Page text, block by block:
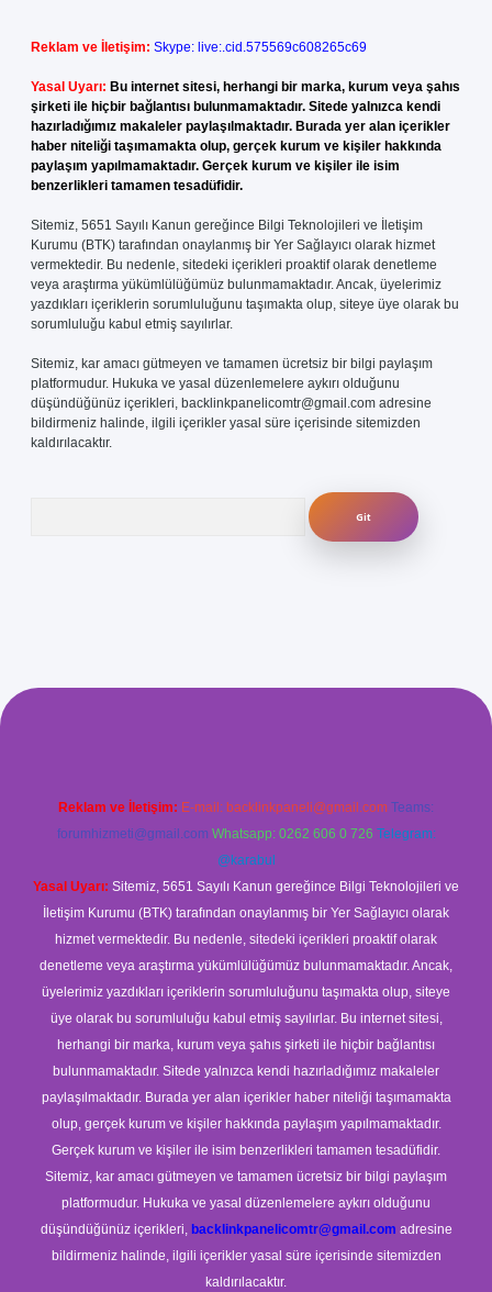
Reklam ve İletişim: Skype: live:.cid.575569c608265c69
Yasal Uyarı: Bu internet sitesi, herhangi bir marka, kurum veya şahıs
şirketi ile hiçbir bağlantısı bulunmamaktadır. Sitede yalnızca kendi
hazırladığımız makaleler paylaşılmaktadır. Burada yer alan içerikler
haber niteliği taşımamakta olup, gerçek kurum ve kişiler hakkında
paylaşım yapılmamaktadır. Gerçek kurum ve kişiler ile isim
benzerlikleri tamamen tesadüfidir.
Sitemiz, 5651 Sayılı Kanun gereğince Bilgi Teknolojileri ve İletişim
Kurumu (BTK) tarafından onaylanmış bir Yer Sağlayıcı olarak hizmet
vermektedir. Bu nedenle, sitedeki içerikleri proaktif olarak denetleme
veya araştırma yükümlülüğümüz bulunmamaktadır. Ancak, üyelerimiz
yazdıkları içeriklerin sorumluluğunu taşımakta olup, siteye üye olarak bu
sorumluluğu kabul etmiş sayılırlar.
Sitemiz, kar amacı gütmeyen ve tamamen ücretsiz bir bilgi paylaşım
platformudur. Hukuka ve yasal düzenlemelere aykırı olduğunu
düşündüğünüz içerikleri, backlinkpanelicomtr@gmail.com adresine
bildirmeniz halinde, ilgili içerikler yasal süre içerisinde sitemizden
kaldırılacaktır.
Reklam ve İletişim: E-mail: backlinkpaneli@gmail.com Teams:
forumhizmeti@gmail.com Whatsapp: 0262 606 0 726 Telegram:
@karabul
Yasal Uyarı: Sitemiz, 5651 Sayılı Kanun gereğince Bilgi Teknolojileri ve
İletişim Kurumu (BTK) tarafından onaylanmış bir Yer Sağlayıcı olarak
hizmet vermektedir. Bu nedenle, sitedeki içerikleri proaktif olarak
denetleme veya araştırma yükümlülüğümüz bulunmamaktadır. Ancak,
üyelerimiz yazdıkları içeriklerin sorumluluğunu taşımakta olup, siteye
üye olarak bu sorumluluğu kabul etmiş sayılırlar. Bu internet sitesi,
herhangi bir marka, kurum veya şahıs şirketi ile hiçbir bağlantısı
bulunmamaktadır. Sitede yalnızca kendi hazırladığımız makaleler
paylaşılmaktadır. Burada yer alan içerikler haber niteliği taşımamakta
olup, gerçek kurum ve kişiler hakkında paylaşım yapılmamaktadır.
Gerçek kurum ve kişiler ile isim benzerlikleri tamamen tesadüfidir.
Sitemiz, kar amacı gütmeyen ve tamamen ücretsiz bir bilgi paylaşım
platformudur. Hukuka ve yasal düzenlemelere aykırı olduğunu
düşündüğünüz içerikleri, backlinkpanelicomtr@gmail.com adresine
bildirmeniz halinde, ilgili içerikler yasal süre içerisinde sitemizden
kaldırılacaktır.